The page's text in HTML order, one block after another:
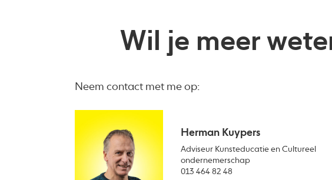
Wil je meer
Neem contact met me op:
Herman Kuypers
Adviseur Kunsteducatie en Cultureel
ondernemerschap
013 464 82 48